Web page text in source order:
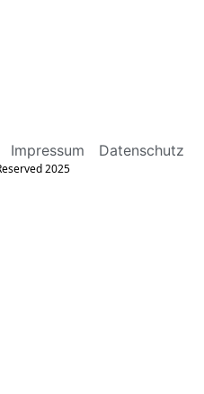
Impressum Datenschutz
2025